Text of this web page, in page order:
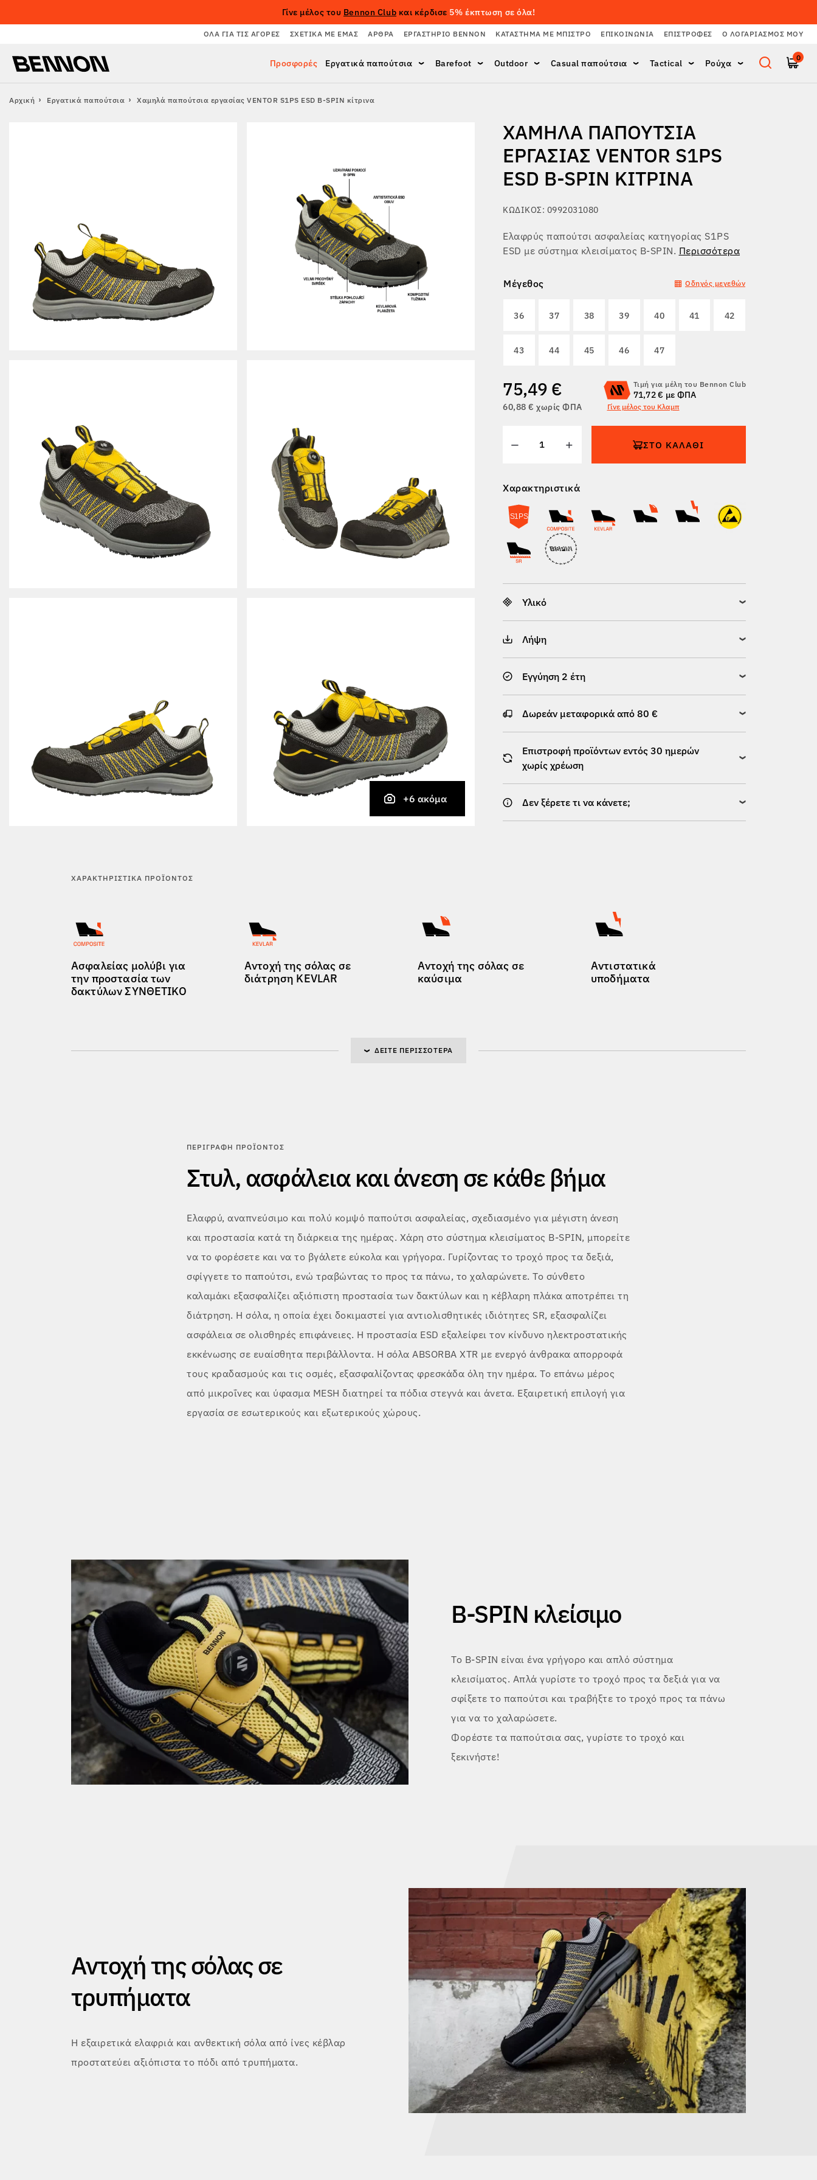
Γίνε μέλος του Bennon Club και κέρδισε 5% έκπτωση σε όλα!
ΌΛΑ ΓΙΑ ΤΙΣ ΑΓΟΡΈΣ ΣΧΕΤΙΚΆ ΜΕ ΕΜΆΣ ΆΡΘΡΑ ΕΡΓΑΣΤΉΡΙΟ BENNON ΚΑΤΆΣΤΗΜΑ ΜΕ ΜΠΙΣΤΡΌ ΕΠΙΚΟΙΝΩΝΊΑ ΕΠΙΣΤΡΟΦΈΣ Ο ΛΟΓΑΡΙΑΣΜΌΣ ΜΟΥ
Προσφορές Εργατικά παπούτσια Barefoot Outdoor Casual παπούτσια Tactical Ρούχα
0
Αρχική Εργατικά παπούτσια Χαμηλά παπούτσια εργασίας VENTOR S1PS ESD B-SPIN κίτρινα
+6 ακόμα
ΧΑΜΗΛΆ ΠΑΠΟΎΤΣΙΑ
ΕΡΓΑΣΊΑΣ VENTOR S1PS
ESD B-SPIN ΚΊΤΡΙΝΑ
ΚΩΔΙΚΌΣ: 0992031080
Μέγεθος Οδηγός μεγεθών
36 37 38 39 40 41 42
43 44 45 46 47
75,49 €
60,88 € χωρίς ΦΠΑ
Τιμή για μέλη του Bennon Club
71,72 € με ΦΠΑ
Γίνε μέλος του Κλαμπ
ΣΤΟ ΚΑΛΆΘΙ
Χαρακτηριστικά
Ελαφρύς παπούτσι ασφαλείας κατηγορίας S1PS
ESD με σύστημα κλεισίματος B-SPIN. Περισσότερα
Υλικό
Λήψη
Εγγύηση 2 έτη
Δωρεάν μεταφορικά από 80 €
Επιστροφή προϊόντων εντός 30 ημερών
χωρίς χρέωση
Δεν ξέρετε τι να κάνετε;
ΧΑΡΑΚΤΗΡΙΣΤΙΚΆ ΠΡΟΪΌΝΤΟΣ
Ασφαλείας μολύβι για
την προστασία των
δακτύλων ΣΥΝΘΕΤΙΚΟ
Αντοχή της σόλας σε
διάτρηση KEVLAR
Αντοχή της σόλας σε
καύσιμα
Αντιστατικά
υποδήματα
ΔΕΊΤΕ ΠΕΡΙΣΣΌΤΕΡΑ
ΠΕΡΙΓΡΑΦΉ ΠΡΟΪΌΝΤΟΣ
Στυλ, ασφάλεια και άνεση σε κάθε βήμα
Ελαφρύ, αναπνεύσιμο και πολύ κομψό παπούτσι ασφαλείας, σχεδιασμένο για μέγιστη άνεση
και προστασία κατά τη διάρκεια της ημέρας. Χάρη στο σύστημα κλεισίματος B-SPIN, μπορείτε
να το φορέσετε και να το βγάλετε εύκολα και γρήγορα. Γυρίζοντας το τροχό προς τα δεξιά,
σφίγγετε το παπούτσι, ενώ τραβώντας το προς τα πάνω, το χαλαρώνετε. Το σύνθετο
καλαμάκι εξασφαλίζει αξιόπιστη προστασία των δακτύλων και η κέβλαρη πλάκα αποτρέπει τη
διάτρηση. Η σόλα, η οποία έχει δοκιμαστεί για αντιολισθητικές ιδιότητες SR, εξασφαλίζει
ασφάλεια σε ολισθηρές επιφάνειες. Η προστασία ESD εξαλείφει τον κίνδυνο ηλεκτροστατικής
εκκένωσης σε ευαίσθητα περιβάλλοντα. Η σόλα ABSORBA XTR με ενεργό άνθρακα απορροφά
τους κραδασμούς και τις οσμές, εξασφαλίζοντας φρεσκάδα όλη την ημέρα. Το επάνω μέρος
από μικροΐνες και ύφασμα MESH διατηρεί τα πόδια στεγνά και άνετα. Εξαιρετική επιλογή για
εργασία σε εσωτερικούς και εξωτερικούς χώρους.
B-SPIN κλείσιμο
Το B-SPIN είναι ένα γρήγορο και απλό σύστημα
κλεισίματος. Απλά γυρίστε το τροχό προς τα δεξιά για να
σφίξετε το παπούτσι και τραβήξτε το τροχό προς τα πάνω
για να το χαλαρώσετε.
Φορέστε τα παπούτσια σας, γυρίστε το τροχό και
ξεκινήστε!
Αντοχή της σόλας σε
τρυπήματα
Η εξαιρετικά ελαφριά και ανθεκτική σόλα από ίνες κέβλαρ
προστατεύει αξιόπιστα το πόδι από τρυπήματα.